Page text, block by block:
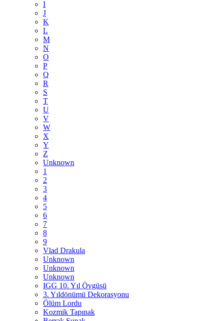
I
J
K
L
M
N
O
P
Q
R
S
T
U
V
W
X
Y
Z
Unknown
1
2
3
4
5
6
7
8
9
Vlad Drakula
Unknown
Unknown
Unknown
IGG 10. Yıl Övgüsü
3. Yıldönümü Dekorasyonu
Ölüm Lordu
Kozmik Tapınak